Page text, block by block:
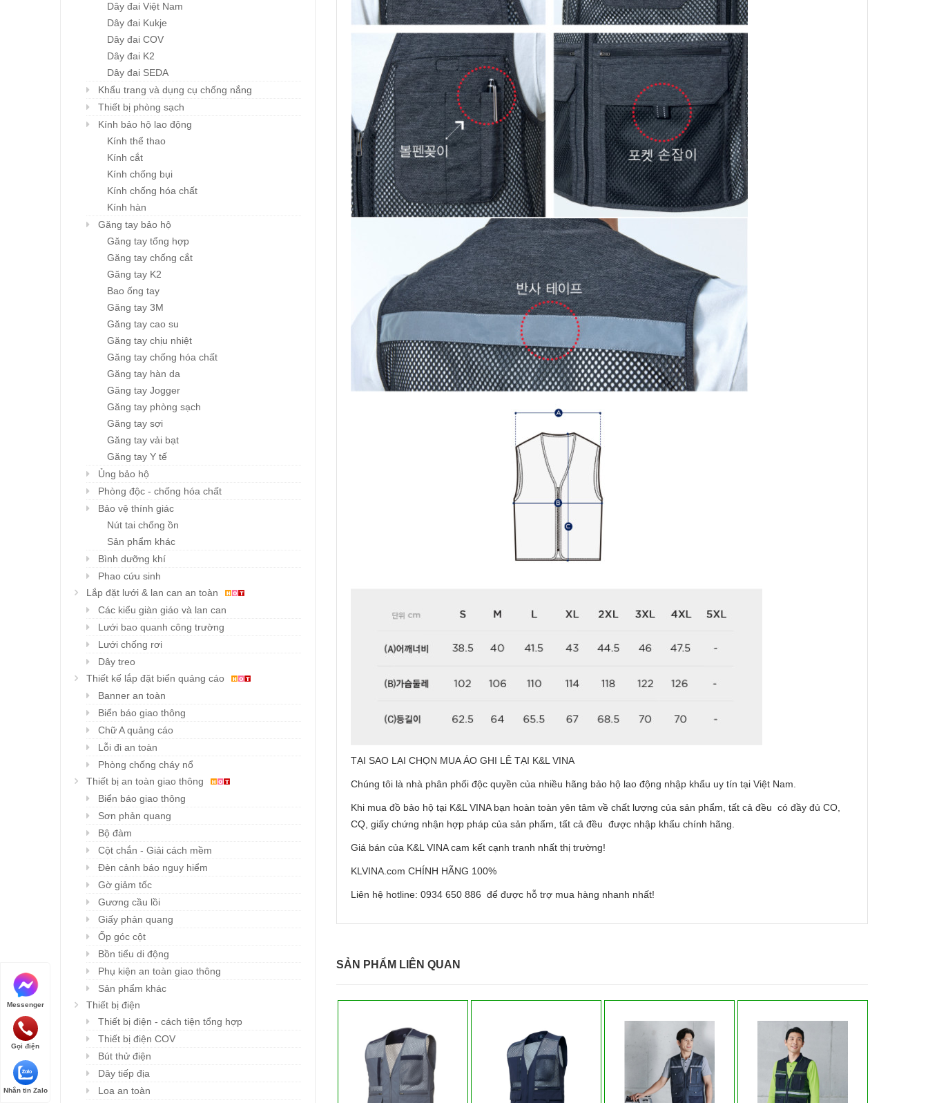
Dây đai Việt Nam
Dây đai Kukje
Dây đai COV
Dây đai K2
Dây đai SEDA
Khẩu trang và dụng cụ chống nắng
Thiết bị phòng sạch
Kính bảo hộ lao động
Kính thể thao
Kính cắt
Kính chống bụi
Kính chống hóa chất
Kính hàn
Găng tay bảo hộ
Găng tay tổng hợp
Găng tay chống cắt
Găng tay K2
Bao ống tay
Găng tay 3M
Găng tay cao su
Găng tay chịu nhiệt
Găng tay chống hóa chất
Găng tay hàn da
Găng tay Jogger
Găng tay phòng sạch
Găng tay sợi
Găng tay vải bạt
Găng tay Y tế
Ủng bảo hộ
Phòng độc - chống hóa chất
Bảo vệ thính giác
Nút tai chống ồn
Sản phẩm khác
Bình dưỡng khí
Phao cứu sinh
Lắp đặt lưới & lan can an toàn
Các kiểu giàn giáo và lan can
Lưới bao quanh công trường
Lưới chống rơi
Dây treo
Thiết kế lắp đặt biển quảng cáo
Banner an toàn
Biển báo giao thông
Chữ A quảng cáo
Lỗi đi an toàn
Phòng chống cháy nổ
Thiết bị an toàn giao thông
Biển báo giao thông
Sơn phản quang
Bộ đàm
Cột chắn - Giải cách mềm
Đèn cảnh báo nguy hiểm
Gờ giảm tốc
Gương cầu lồi
Giấy phản quang
Ốp góc cột
Bồn tiểu di động
Phụ kiện an toàn giao thông
Sản phẩm khác
Thiết bị điện
Thiết bị điện - cách tiện tổng hợp
Thiết bị điện COV
Bút thử điện
Dây tiếp địa
Loa an toàn
TẠI SAO LẠI CHỌN MUA ÁO GHI LÊ TẠI K&L VINA
Chúng tôi là nhà phân phối độc quyền của nhiều hãng bảo hộ lao động nhập khẩu uy tín tại Việt Nam.
Khi mua đồ bảo hộ tại K&L VINA bạn hoàn toàn yên tâm về chất lượng của sản phẩm, tất cả đều có đầy đủ CO,
CQ, giấy chứng nhận hợp pháp của sản phẩm, tất cả đều được nhập khẩu chính hãng.
Giá bán của K&L VINA cam kết cạnh tranh nhất thị trường!
KLVINA.com CHÍNH HÃNG 100%
Liên hệ hotline: 0934 650 886 để được hỗ trợ mua hàng nhanh nhất!
SẢN PHẨM LIÊN QUAN
Messenger
Gọi điện
Nhắn tin Zalo